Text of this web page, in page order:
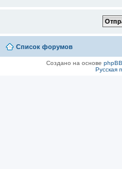
Список форумов
Создано на основе phpBB
Русская